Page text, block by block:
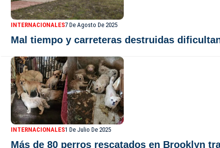
INTERNACIONALES7 De Agosto De 2025
Mal tiempo y carreteras destruidas
INTERNACIONALES1 De Julio De 2025
Más de 80 perros rescatados en Brooklyn